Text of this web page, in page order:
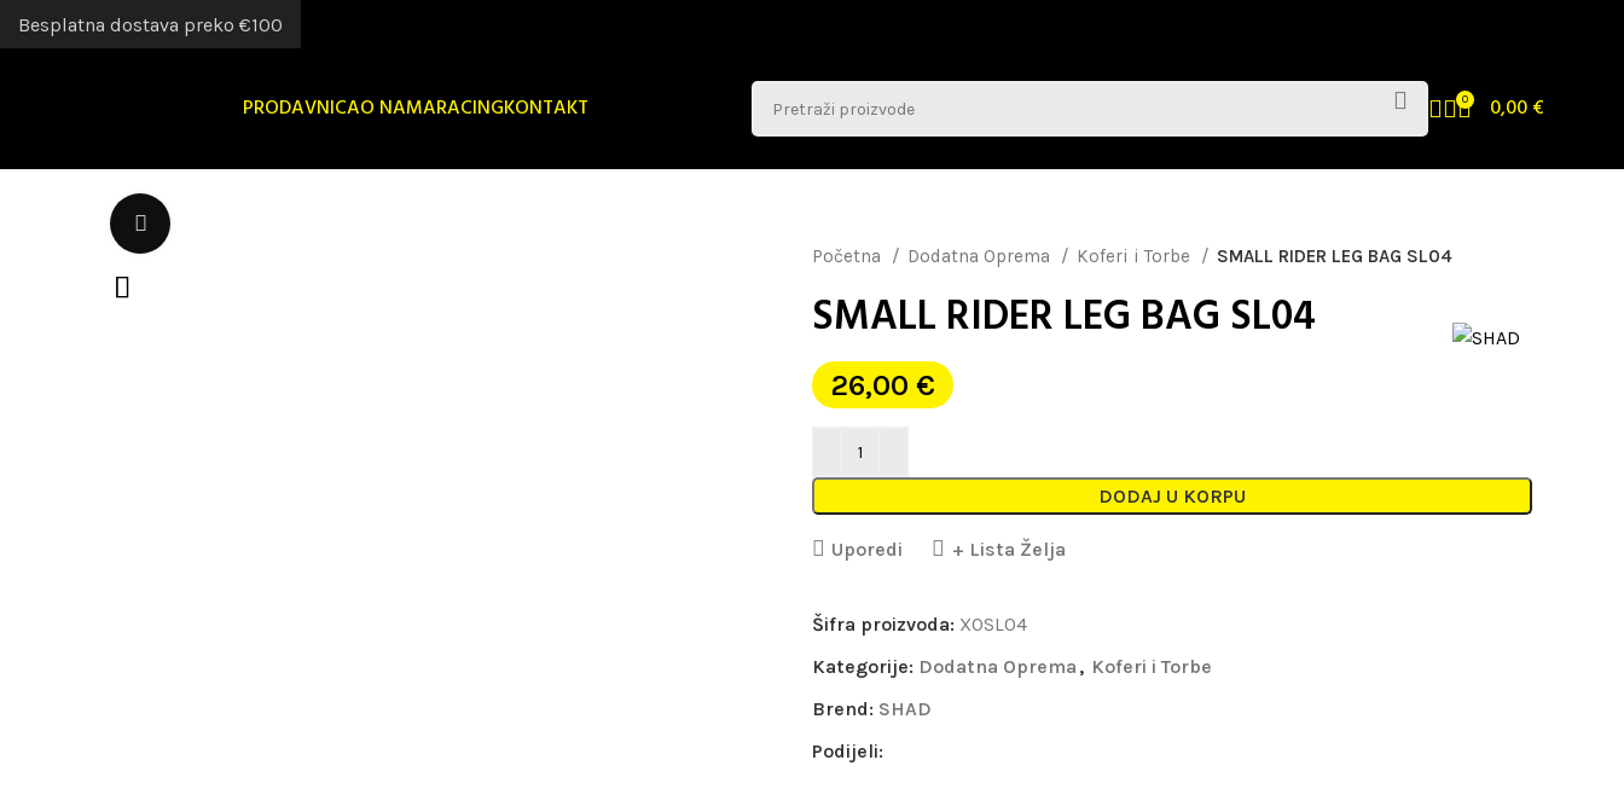
PRODAVNICAO NAMARACINGKONTAKT 0 0,00€
Početna Dodatna Oprema Koferi i Torbe SMALL RIDER LEG BAG SL04
SMALL RIDER LEG BAG SL04
26,00 €
DODAJ U KORPU
Uporedi + Lista Želja
Šifra proizvoda: X0SL04
Kategorije: Dodatna Oprema , Koferi i Torbe
Brend: SHAD
Podijeli:
Besplatna dostava preko €100